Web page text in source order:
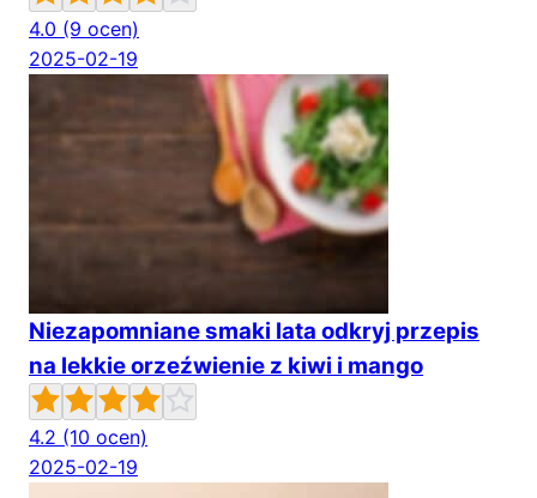
4.0 (9 ocen)
2025-02-19
Niezapomniane smaki lata odkryj przepis
na lekkie orzeźwienie z kiwi i mango
4.2 (10 ocen)
2025-02-19